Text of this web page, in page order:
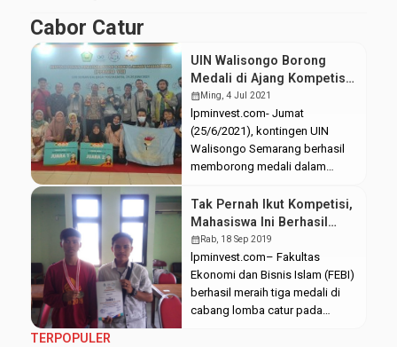
Cabor Catur
UIN Walisongo Borong
Medali di Ajang Kompetisi
IPPBMM 2021
calendar_monthMing, 4 Jul 2021
lpminvest.com- Jumat
(25/6/2021), kontingen UIN
Walisongo Semarang berhasil
memborong medali dalam
Pengembangan Bakat dan Minat
Mahasiswa (IPPBMM) 2021.
Perolehannya sebanyak 9
medali di antaranya 2 emas, 1
perak, dan 6 perunggu. Medali
dan gelar juara yang diperoleh
merupakan sumbangan dari
Tak Pernah Ikut Kompetisi,
Mahasiswa Ini Berhasil
Raih Prestasi
calendar_monthRab, 18 Sep 2019
lpminvest.com– Fakultas
Ekonomi dan Bisnis Islam (FEBI)
berhasil meraih tiga medali di
cabang lomba catur pada
TERPOPULER